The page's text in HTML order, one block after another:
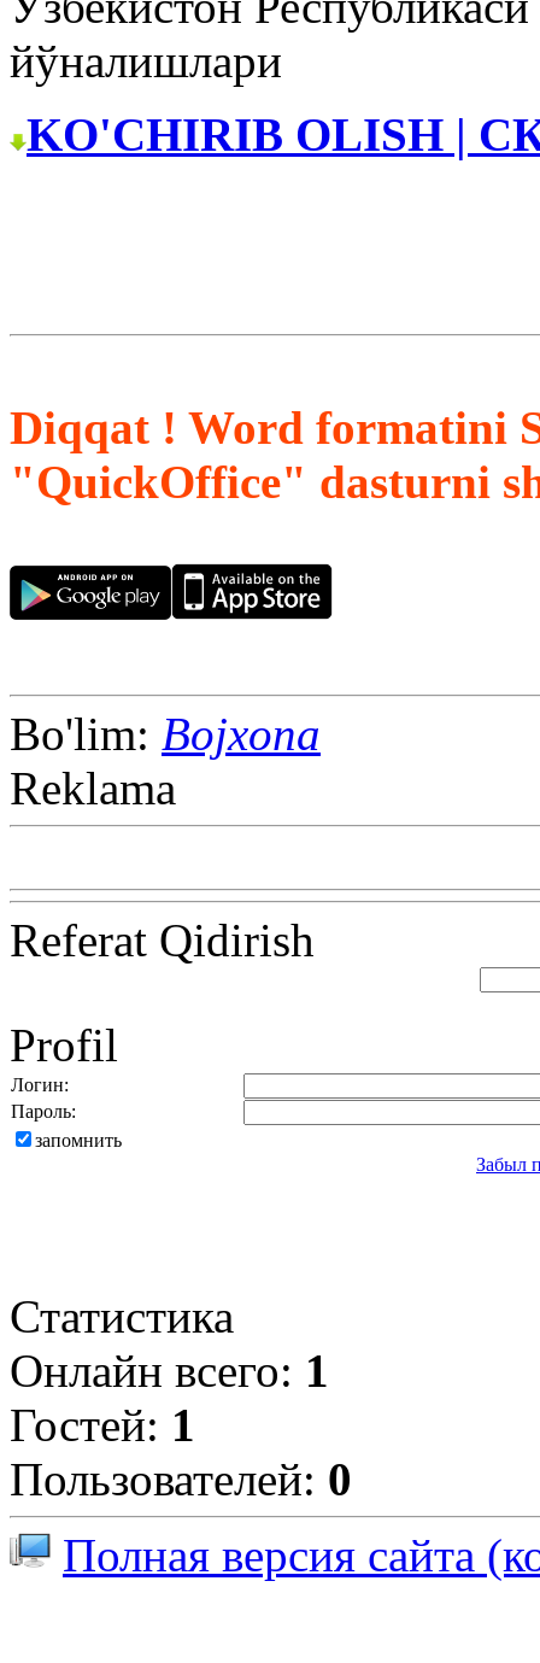
йўналишлари
KO'CHIRIB OLISH |
Diqqat ! Word formatini
"QuickOffice" dasturni
Bo'lim: Bojxona
Reklama
Referat Qidirish
Profil
Логин:
Пароль:
запомнить
Забыл
Статистика
Онлайн всего: 1
Гостей: 1
Пользователей: 0
Полная версия сайта